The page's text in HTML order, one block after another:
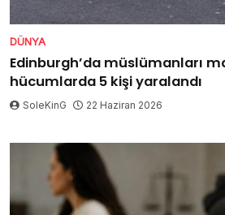
DÜNYA
Edinburgh’da müslümanları
hücumlarda 5 kişi yaralandı
SoleKinG 22 Haziran 2026